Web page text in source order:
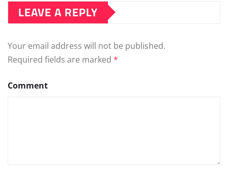
LEAVE A REPLY
Your email address will not be published.
Required fields are marked *
Comment